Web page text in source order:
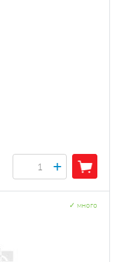
+
много